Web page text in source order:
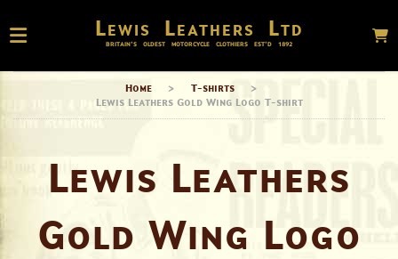
Lewis Leathers Ltd
BRITAIN’S OLDEST MOTORCYCLE CLOTHIERS EST’D 1892
Home > T-shirts
>
Lewis Leathers Gold Wing Logo T-shirt
Lewis Leathers
Gold Wing Logo